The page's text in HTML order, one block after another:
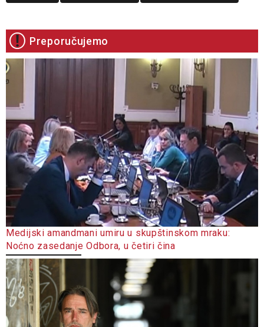
Preporučujemo
Medijski amandmani umiru u skupštinskom mraku:
Noćno zasedanje Odbora, u četiri čina